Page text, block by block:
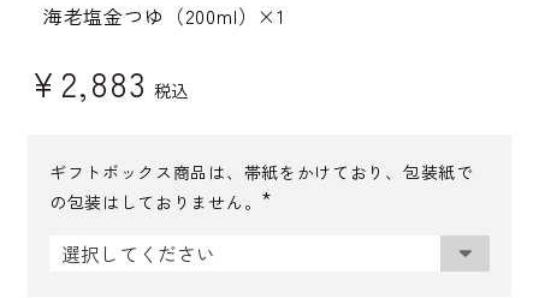
海老塩金つゆ（200ml）×1
¥ 2,883 税込
ギフトボックス商品は、帯紙をかけており、包装紙で
の包装はしておりません。